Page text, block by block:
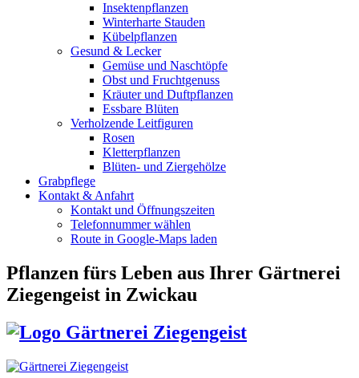
Insektenpflanzen
Winterharte Stauden
Kübelpflanzen
Gesund & Lecker
Gemüse und Naschtöpfe
Obst und Fruchtgenuss
Kräuter und Duftpflanzen
Essbare Blüten
Verholzende Leitfiguren
Rosen
Kletterpflanzen
Blüten- und Ziergehölze
Grabpflege
Kontakt & Anfahrt
Kontakt und Öffnungszeiten
Telefonnummer wählen
Route in Google-Maps laden
Pflanzen fürs Leben aus Ihrer Gärtnerei
Ziegengeist in Zwickau